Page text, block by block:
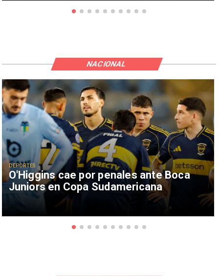
O'Higgins cae por penales ante Boca
Juniors en Copa Sudamericana
DEPORTES
NACIONAL